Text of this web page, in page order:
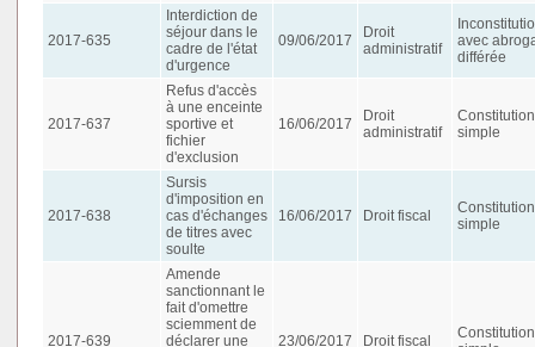
2017-635
Interdiction de
séjour dans le
cadre de l'état
d'urgence
09/06/2017
Droit
administratif
avec
différée
2017-637
Refus d'accès
à une enceinte
sportive et
fichier
d'exclusion
16/06/2017
Droit
administratif
simple
2017-638
Sursis
d'imposition en
cas d'échanges
de titres avec
soulte
16/06/2017 Droit fiscal
simple
2017-639
Amende
sanctionnant le
fait d'omettre
sciemment de
déclarer une
23/06/2017 Droit fiscal